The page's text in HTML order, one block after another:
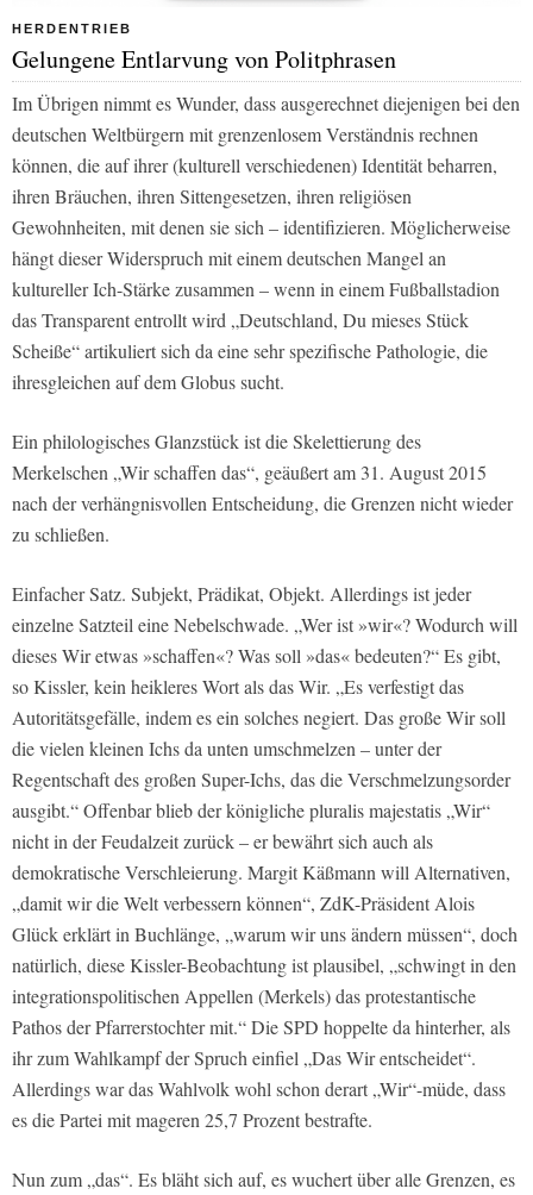
HERDENTRIEB
Gelungene Entlarvung von Politphrasen
Im Übrigen nimmt es Wunder, dass ausgerechnet diejenigen bei den
deutschen Weltbürgern mit grenzenlosem Verständnis rechnen
können, die auf ihrer (kulturell verschiedenen) Identität beharren,
ihren Bräuchen, ihren Sittengesetzen, ihren religiösen
Gewohnheiten, mit denen sie sich – identifizieren. Möglicherweise
hängt dieser Widerspruch mit einem deutschen Mangel an
kultureller Ich-Stärke zusammen – wenn in einem Fußballstadion
das Transparent entrollt wird „Deutschland, Du mieses Stück
Scheiße“ artikuliert sich da eine sehr spezifische Pathologie, die
ihresgleichen auf dem Globus sucht.
Ein philologisches Glanzstück ist die Skelettierung des
Merkelschen „Wir schaffen das“, geäußert am 31. August 2015
nach der verhängnisvollen Entscheidung, die Grenzen nicht wieder
zu schließen.
Einfacher Satz. Subjekt, Prädikat, Objekt. Allerdings ist jeder
einzelne Satzteil eine Nebelschwade. „Wer ist »wir«? Wodurch will
dieses Wir etwas »schaffen«? Was soll »das« bedeuten?“ Es gibt,
so Kissler, kein heikleres Wort als das Wir. „Es verfestigt das
Autoritätsgefälle, indem es ein solches negiert. Das große Wir soll
die vielen kleinen Ichs da unten umschmelzen – unter der
Regentschaft des großen Super-Ichs, das die Verschmelzungsorder
ausgibt.“ Offenbar blieb der königliche pluralis majestatis „Wir“
nicht in der Feudalzeit zurück – er bewährt sich auch als
demokratische Verschleierung. Margit Käßmann will Alternativen,
„damit wir die Welt verbessern können“, ZdK-Präsident Alois
Glück erklärt in Buchlänge, „warum wir uns ändern müssen“, doch
natürlich, diese Kissler-Beobachtung ist plausibel, „schwingt in den
integrationspolitischen Appellen (Merkels) das protestantische
Pathos der Pfarrerstochter mit.“ Die SPD hoppelte da hinterher, als
ihr zum Wahlkampf der Spruch einfiel „Das Wir entscheidet“.
Allerdings war das Wahlvolk wohl schon derart „Wir“-müde, dass
es die Partei mit mageren 25,7 Prozent bestrafte.
Nun zum „das“. Es bläht sich auf, es wuchert über alle Grenzen, es